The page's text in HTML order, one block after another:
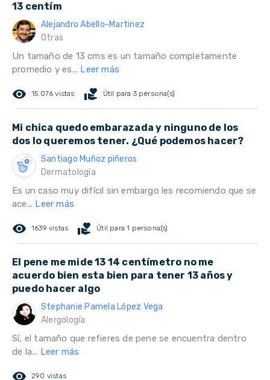
13 centím
Alejandro Abello-Martinez
Otras
Un tamaño de 13 cms es un tamaño completamente
promedio y es... Leer más
remove_red_eye 15.076 vistas volunteer_activism Útil para 3 persona(s)
Mi chica quedo embarazada y ninguno de los
dos lo queremos tener. ¿Qué podemos hacer?
Santiago Muñoz piñeros
Dermatología
Es un caso muy difícil sin embargo les recomiendo que se
ace... Leer más
remove_red_eye 1639 vistas volunteer_activism Útil para 1 persona(s)
El pene me mide 13 14 centímetro no me
acuerdo bien esta bien para tener 13 años y
puedo hacer algo
Stephanie Pamela López Vega
Alergología
Sí, el tamaño que refieres de pene se encuentra dentro
de la... Leer más
remove_red_eye 290 vistas